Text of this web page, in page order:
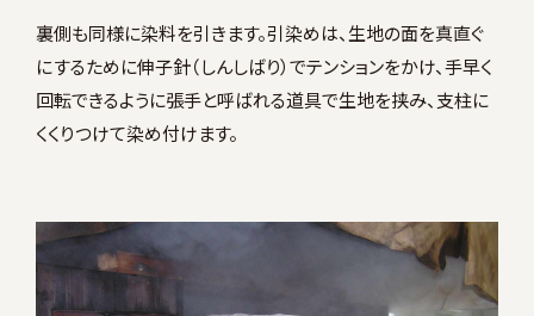
裏側も同様に染料を引きます。引染めは、生地の面を真直ぐ
にするために伸子針（しんしばり）でテンションをかけ、手早く
回転できるように張手と呼ばれる道具で生地を挟み、支柱に
くくりつけて染め付けます。